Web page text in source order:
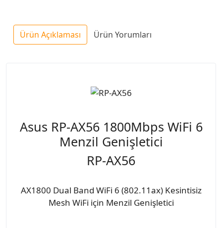
Ürün Açıklaması Ürün Yorumları
Asus RP-AX56 1800Mbps WiFi 6
Menzil Genişletici
RP-AX56
AX1800 Dual Band WiFi 6 (802.11ax) Kesintisiz
Mesh WiFi için Menzil Genişletici